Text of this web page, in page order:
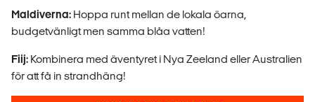
Maldiverna: Hoppa runt mellan de lokala öarna,
budgetvänligt men samma blåa vatten!
Fiij: Kombinera med äventyret i Nya Zeeland eller Australien
för att få in strandhäng!